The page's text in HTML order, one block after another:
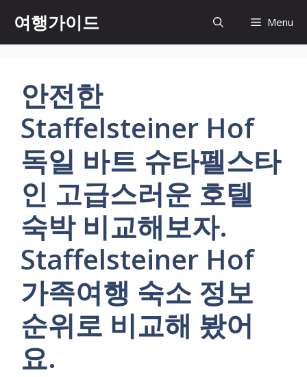
츠
여행가이드 Menu
안전한
Staffelsteiner Hof
독일 바트 슈타펠스타
인 고급스러운 호텔
숙박 비교해보자.
Staffelsteiner Hof
가족여행 숙소 정보
순위로 비교해 봤어
요.